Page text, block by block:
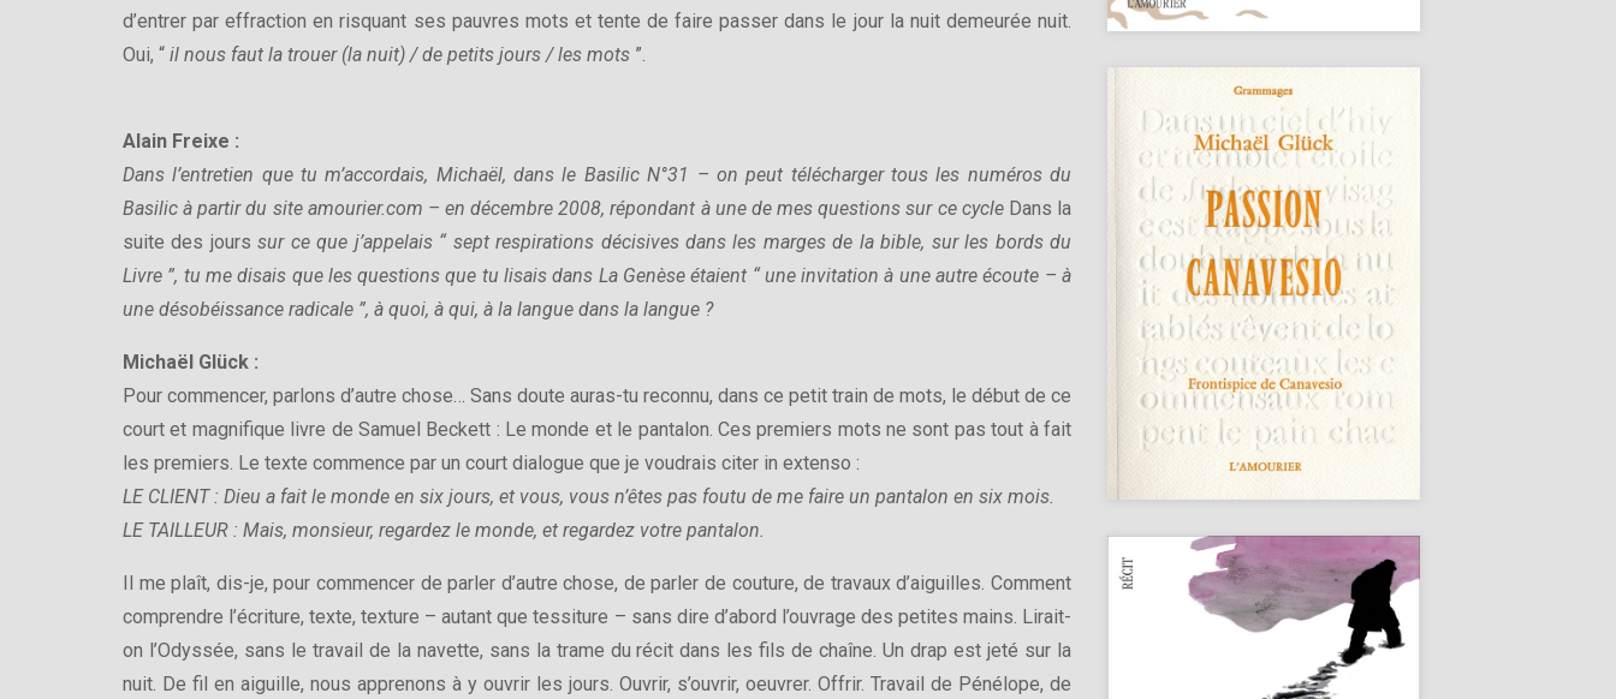
d’entrer par effraction en risquant ses pauvres mots et tente de faire passer dans le jour la nuit demeurée nuit.
Oui, “ il nous faut la trouer (la nuit) / de petits jours / les mots ”.
Alain Freixe :
Dans l’entretien que tu m’accordais, Michaël, dans le Basilic N°31 – on peut télécharger tous les numéros du
Basilic à partir du site amourier.com – en décembre 2008, répondant à une de mes questions sur ce cycle Dans la
suite des jours sur ce que j’appelais “ sept respirations décisives dans les marges de la bible, sur les bords du
Livre ”, tu me disais que les questions que tu lisais dans La Genèse étaient “ une invitation à une autre écoute – à
une désobéissance radicale ”, à quoi, à qui, à la langue dans la langue ?
Michaël Glück :
Pour commencer, parlons d’autre chose… Sans doute auras-tu reconnu, dans ce petit train de mots, le début de ce
court et magnifique livre de Samuel Beckett : Le monde et le pantalon. Ces premiers mots ne sont pas tout à fait
les premiers. Le texte commence par un court dialogue que je voudrais citer in extenso :
LE CLIENT : Dieu a fait le monde en six jours, et vous, vous n’êtes pas foutu de me faire un pantalon en six mois.
LE TAILLEUR : Mais, monsieur, regardez le monde, et regardez votre pantalon.
Il me plaît, dis-je, pour commencer de parler d’autre chose, de parler de couture, de travaux d’aiguilles. Comment
comprendre l’écriture, texte, texture – autant que tessiture – sans dire d’abord l’ouvrage des petites mains. Lirait-
on l’Odyssée, sans le travail de la navette, sans la trame du récit dans les fils de chaîne. Un drap est jeté sur la
nuit. De fil en aiguille, nous apprenons à y ouvrir les jours. Ouvrir, s’ouvrir, oeuvrer. Offrir. Travail de Pénélope, de